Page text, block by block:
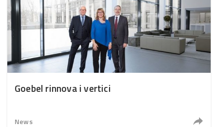
Goebel rinnova i vertici
News